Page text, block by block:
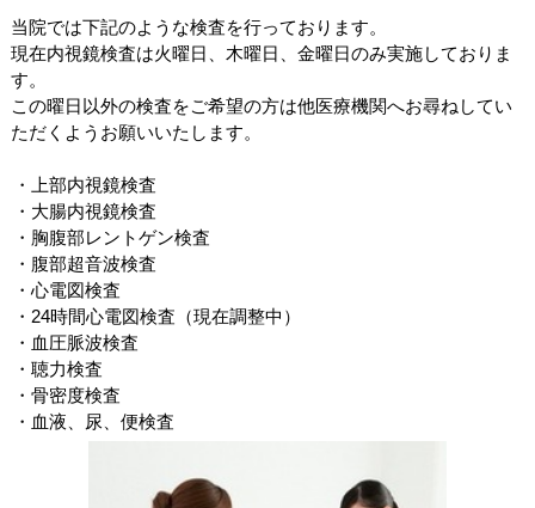
当院では下記のような検査を行っております。
現在内視鏡検査は火曜日、木曜日、金曜日のみ実施しておりま
す。
この曜日以外の検査をご希望の方は他医療機関へお尋ねしてい
ただくようお願いいたします。
・上部内視鏡検査
・大腸内視鏡検査
・胸腹部レントゲン検査
・腹部超音波検査
・心電図検査
・24時間心電図検査（現在調整中）
・血圧脈波検査
・聴力検査
・骨密度検査
・血液、尿、便検査